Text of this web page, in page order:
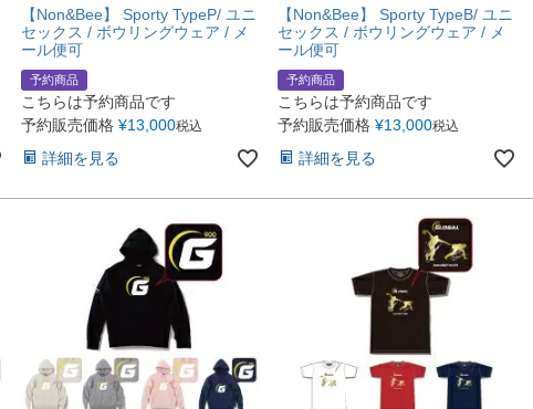
【Non&Bee】 Sporty TypeP/ ユニ
セックス / ボウリングウェア / メ
ール便可
予約商品
こちらは予約商品です
予約販売価格 ¥13,000税込
詳細を見る
【Non&Bee】 Sporty TypeB/ ユニ
セックス / ボウリングウェア / メ
ール便可
予約商品
こちらは予約商品です
予約販売価格 ¥13,000税込
詳細を見る